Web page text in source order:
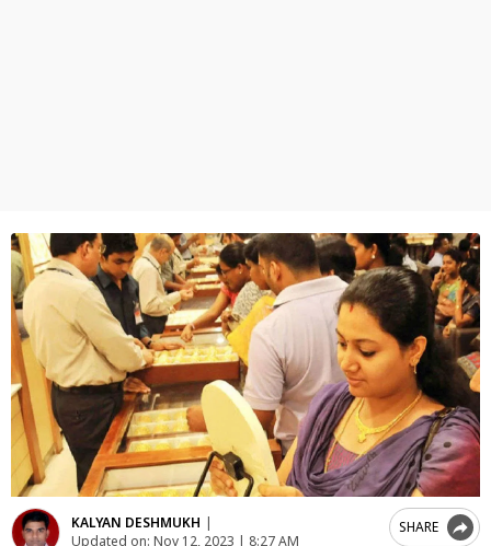
KALYAN DESHMUKH |
Updated on: Nov 12, 2023 | 8:27 AM
SHARE